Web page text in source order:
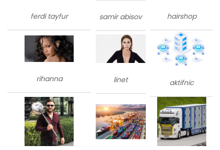
ferdi tayfur samir abisov hairshop
rihanna linet aktifnic